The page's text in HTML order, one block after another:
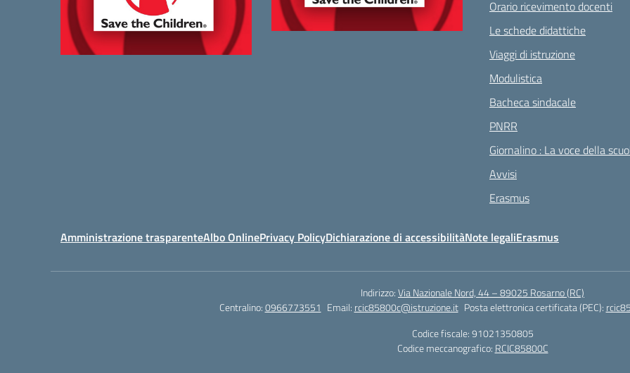
Orario ricevimento docenti
Le schede didattiche
Viaggi di istruzione
Modulistica
Bacheca sindacale
PNRR
Giornalino : La voce della
Avvisi
Erasmus
Amministrazione trasparenteAlbo OnlinePrivacy PolicyDichiarazione di accessibilitàNote legaliErasmus
Indirizzo:Via Nazionale Nord, 44 – 89025 Rosarno (RC)
Centralino:0966773551 Email: rcic85800c@istruzione.it Posta elettronica certificata (PEC):
Codice fiscale: 91021350805
Codice meccanografico: RCIC85800C